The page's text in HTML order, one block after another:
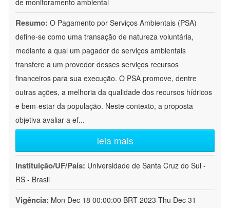
de monitoramento ambiental
Resumo: O Pagamento por Serviços Ambientais (PSA)
define-se como uma transação de natureza voluntária,
mediante a qual um pagador de serviços ambientais
transfere a um provedor desses serviços recursos
financeiros para sua execução. O PSA promove, dentre
outras ações, a melhoria da qualidade dos recursos hídricos
e bem-estar da população. Neste contexto, a proposta
objetiva avaliar a ef...
leia mais
Instituição/UF/País: Universidade de Santa Cruz do Sul -
RS - Brasil
Vigência: Mon Dec 18 00:00:00 BRT 2023-Thu Dec 31